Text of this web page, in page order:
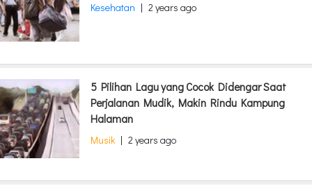
Kesehatan | 2 years ago
5 Pilihan Lagu yang Cocok Didengar Saat
Perjalanan Mudik, Makin Rindu Kampung
Halaman
Musik | 2 years ago